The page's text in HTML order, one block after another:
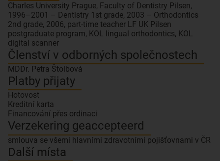
Charles University Prague, Faculty of Dentistry Pilsen,
1996–2001 – Dentistry 1st grade, 2003 – Orthodontics
2nd grade, 2006, part-time teacher LF UK Pilsen
postgraduate program, KOL lingual orthodontics, KOL
digital scanner
Členství v odborných společnostech
MDDr. Petra Štolbová
Platby přijaty
Hotovost
Kreditní karta
Financování přes ordinaci
Verzekering geaccepteerd
smlouva se všemi hlavními zdravotními pojišťovnami v ČR
Další místa